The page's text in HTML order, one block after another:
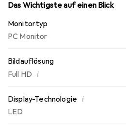
Das Wichtigste auf einen Blick
Monitortyp
PC Monitor
Bildauflösung
Full HD i
Display-Technologie i
LED